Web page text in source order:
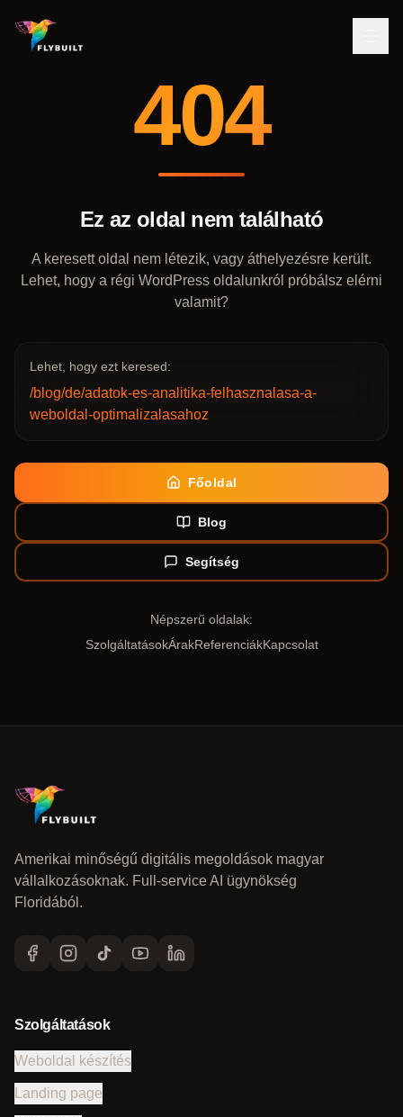
404
Ez az oldal nem található
A keresett oldal nem létezik, vagy áthelyezésre került.
Lehet, hogy a régi WordPress oldalunkról próbálsz elérni
valamit?
Lehet, hogy ezt keresed:
/blog/de/adatok-es-analitika-felhasznalasa-a-
weboldal-optimalizalasahoz
Főoldal
Blog
Segítség
Népszerű oldalak:
SzolgáltatásokÁrakReferenciákKapcsolat
Amerikai minőségű digitális megoldások magyar
vállalkozásoknak. Full-service AI ügynökség
Floridából.
Szolgáltatások
Weboldal készítés
Landing page